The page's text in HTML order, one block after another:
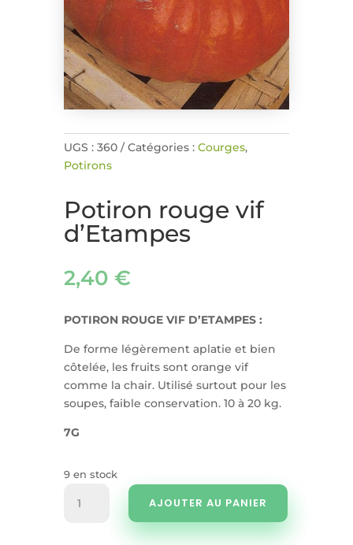
UGS : 360 Catégories : Courges,
Potirons
Potiron rouge vif
d’Etampes
2,40 €
POTIRON ROUGE VIF D’ETAMPES :
De forme légèrement aplatie et bien
côtelée, les fruits sont orange vif
comme la chair. Utilisé surtout pour les
soupes, faible conservation. 10 à 20 kg.
7G
9 en stock
AJOUTER AU PANIER